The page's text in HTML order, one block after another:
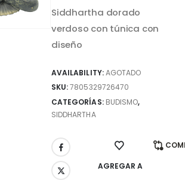
Siddhartha dorado
verdoso con túnica con
diseño
AVAILABILITY:AGOTADO
SKU:7805329726470
CATEGORÍAS: BUDISMO,
SIDDHARTHA
AGREGAR A